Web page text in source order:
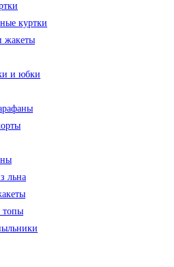
куртки
жакеты
и юбки
льна
топы